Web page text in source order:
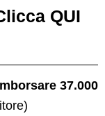
QUI
37.000